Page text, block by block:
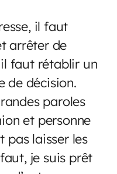
il faut
arrêter de
faut rétablir un
de décision.
paroles
et personne
pas laisser les
faut, je suis prêt